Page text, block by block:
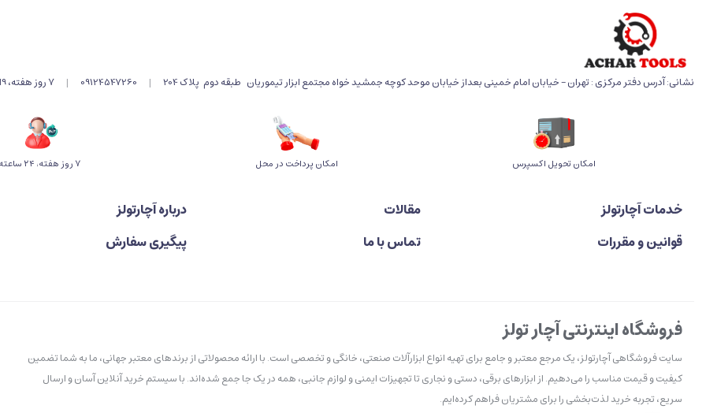
نشانی: آدرس دفتر مرکزی : تهران - خیابان امام خمینی بعداز خیابان موحد کوچه جمشید خواه مجتمع ابزار تیموریان طبقه دوم پلاک 204 |
09124547260
| ۷ روز هفته، 9الی 19 پاسخگوی شما هستیم .
اﻣﮑﺎن ﺗﺤﻮﯾﻞ اﮐﺴﭙﺮس امکان پرداخت در محل ۷ روز ﻫﻔﺘﻪ، ۲۴ ﺳﺎﻋﺘﻪ
خدمات آچارتولز مقالات
درباره آچارتولز
قوانین و مقررات
تماس با ما پیگیری سفارش
فروشگاه اینترنتی آچار تولز
سایت فروشگاهی آچارتولز، یک مرجع معتبر و جامع برای تهیه انواع ابزارآلات صنعتی، خانگی و تخصصی است. با ارائه محصولاتی از برندهای معتبر جهانی، ما به شما تضمین
کیفیت و قیمت مناسب را می‌دهیم. از ابزارهای برقی، دستی و نجاری تا تجهیزات ایمنی و لوازم جانبی، همه در یک جا جمع شده‌اند. با سیستم خرید آنلاین آسان و ارسال
سریع، تجربه خرید لذت‌بخشی را برای مشتریان فراهم کرده‌ایم.